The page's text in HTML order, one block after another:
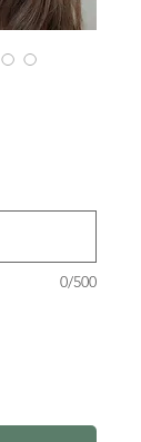
0/500